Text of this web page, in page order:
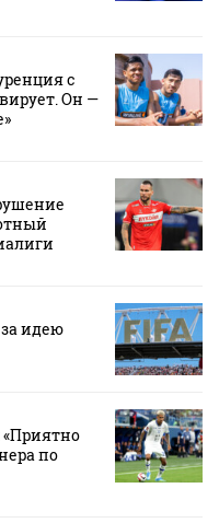
с
Он —
идею
«Приятно
по